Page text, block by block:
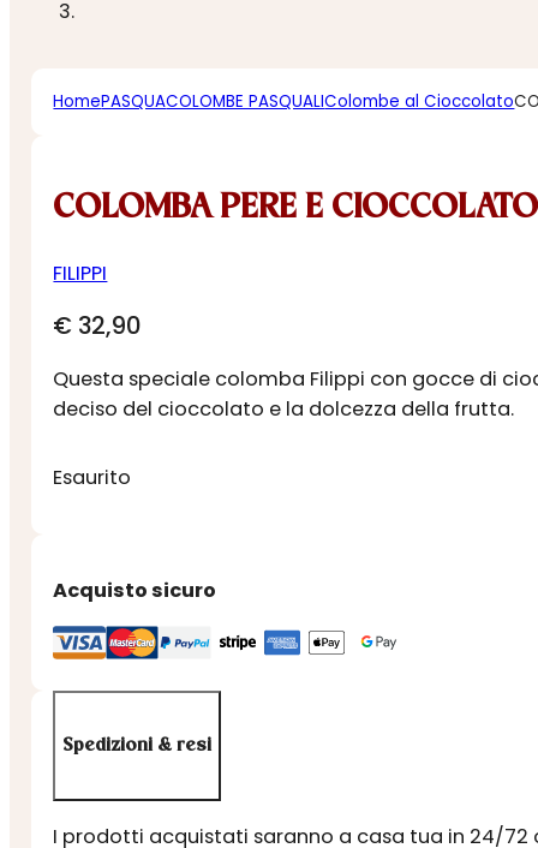
HomePASQUACOLOMBE PASQUALIColombe al Cioccolato
COLOMBA PERE E
FILIPPI
€ 32,90
Questa speciale colomba Filippi con gocce di
deciso del cioccolato e la dolcezza della frutta.
Esaurito
Acquisto sicuro
Spedizioni & resi
I prodotti acquistati saranno a casa tua in 24/72